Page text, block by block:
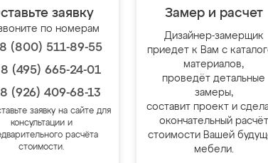
заявку
по номерам
8 (800) 511-89-55
8 (495) 665-24-01
8 (926) 409-68-13
заявку на сайте для
консультации и
расчёта
стоимости.
Замер и расчет
Дизайнер-замерщик
приедет к Вам с
материалов,
проведёт детальные
замеры,
составит проект и
окончательный расчёт
стоимости Вашей
мебели.